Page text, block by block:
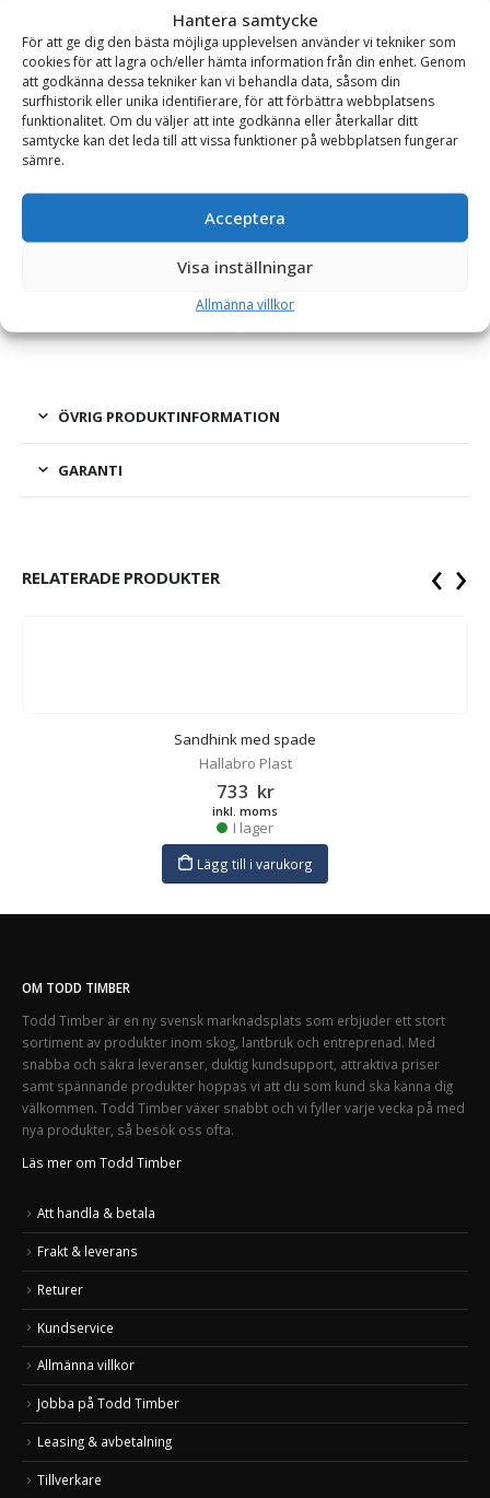
Hantera samtycke
För att ge dig den bästa möjliga upplevelsen använder vi tekniker som
cookies för att lagra och/eller hämta information från din enhet. Genom
att godkänna dessa tekniker kan vi behandla data, såsom din
surfhistorik eller unika identifierare, för att förbättra webbplatsens
funktionalitet. Om du väljer att inte godkänna eller återkallar ditt
samtycke kan det leda till att vissa funktioner på webbplatsen fungerar
sämre.
Acceptera
Visa inställningar
Allmänna villkor
Se alla produkter inom samma kategori
Tillbehör Sandlådor
BESKRIVNING
Gummistropp till sandlåda
Få en färdigmonterad gummistropp på din sandlåda för att
ÖVRIG PRODUKTINFORMATION
GARANTI
RELATERADE PRODUKTER
Sandhink med spade
Hallabro Plast
733 kr
inkl. moms
I lager
Lägg till i varukorg
‹ ›
OM TODD TIMBER
Todd Timber är en ny svensk marknadsplats som erbjuder ett stort
sortiment av produkter inom skog, lantbruk och entreprenad. Med
snabba och säkra leveranser, duktig kundsupport, attraktiva priser
samt spännande produkter hoppas vi att du som kund ska känna dig
välkommen. Todd Timber växer snabbt och vi fyller varje vecka på med
nya produkter, så besök oss ofta.
Läs mer om Todd Timber
Att handla & betala
Frakt & leverans
Returer
Kundservice
Allmänna villkor
Jobba på Todd Timber
Leasing & avbetalning
Tillverkare